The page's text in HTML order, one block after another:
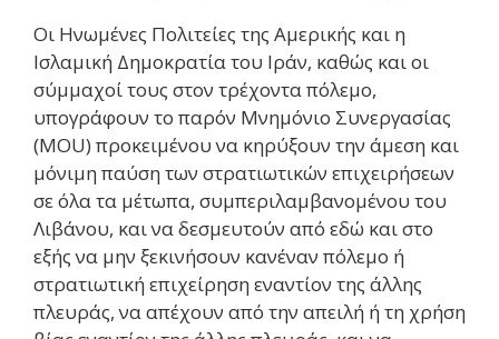
Οι Ηνωμένες Πολιτείες της Αμερικής και η
Ισλαμική Δημοκρατία του Ιράν, καθώς και οι
σύμμαχοί τους στον τρέχοντα πόλεμο,
υπογράφουν το παρόν Μνημόνιο Συνεργασίας
(MOU) προκειμένου να κηρύξουν την άμεση και
μόνιμη παύση των στρατιωτικών επιχειρήσεων
σε όλα τα μέτωπα, συμπεριλαμβανομένου του
Λιβάνου, και να δεσμευτούν από εδώ και στο
εξής να μην ξεκινήσουν κανέναν πόλεμο ή
στρατιωτική επιχείρηση εναντίον της άλλης
πλευράς, να απέχουν από την απειλή ή τη χρήση